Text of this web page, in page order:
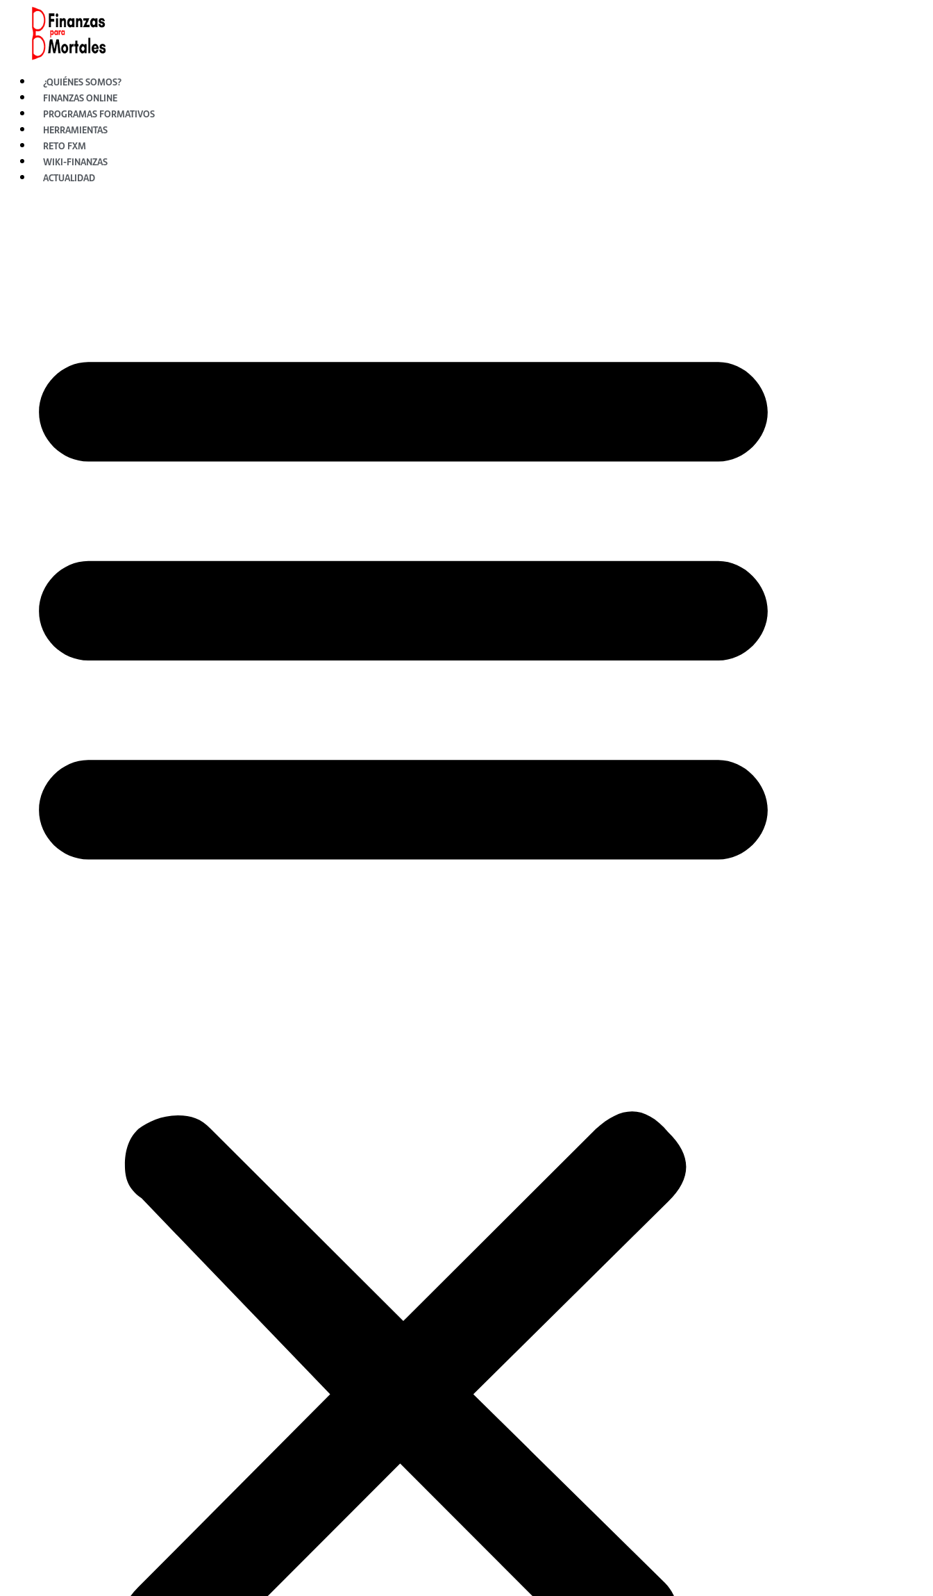
contenido
¿QUIÉNES SOMOS?
FINANZAS ONLINE
PROGRAMAS FORMATIVOS
HERRAMIENTAS
RETO FXM
WIKI-FINANZAS
ACTUALIDAD